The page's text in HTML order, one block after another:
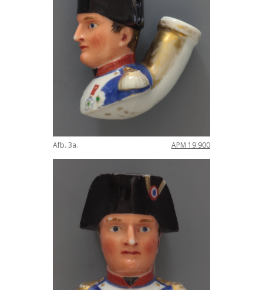
Afb. 3a. APM 19.900